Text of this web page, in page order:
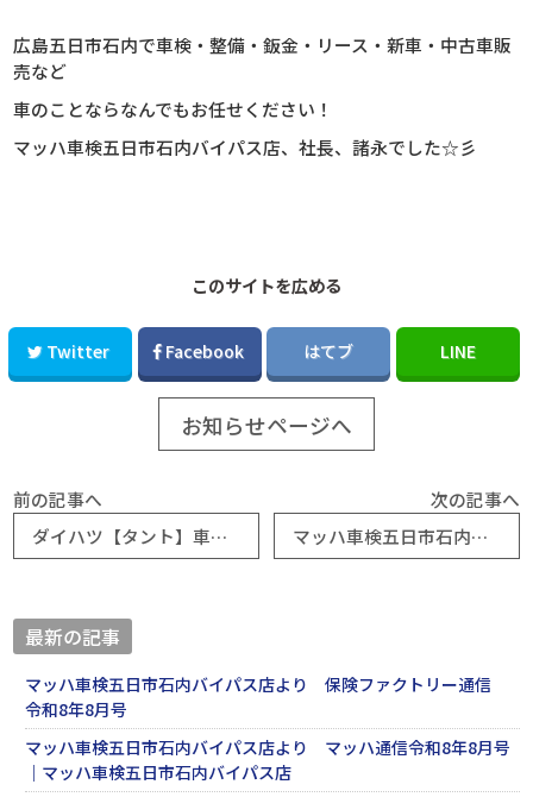
広島五日市石内で車検・整備・鈑金・リース・新車・中古車販
売など
車のことならなんでもお任せください！
マッハ車検五日市石内バイパス店、社長、諸永でした☆彡
このサイトを広める
Twitter Facebook はてブ LINE
お知らせページへ
前の記事へ
ダイハツ【タント】車検作業を大公開！｜マッハ車検五日市石内バイパス店
次の記事へ
マッハ車検五日市石内バイパス店より 保険ファクトリー通信 令和５年７月号
最新の記事
マッハ車検五日市石内バイパス店より 保険ファクトリー通信
令和8年8月号
マッハ車検五日市石内バイパス店より マッハ通信令和8年8月号
｜マッハ車検五日市石内バイパス店